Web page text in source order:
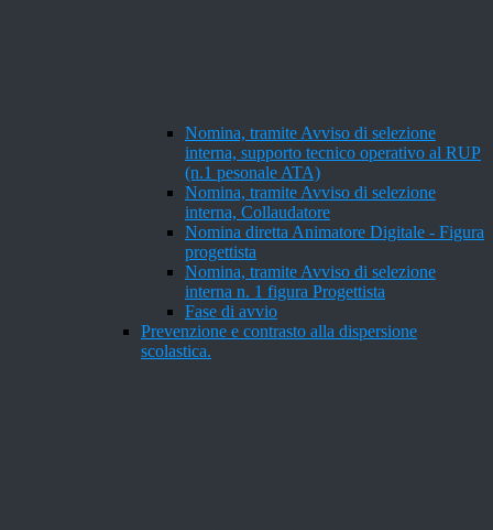
Nomina, tramite Avviso di selezione
interna, supporto tecnico operativo al RUP
(n.1 pesonale ATA)
Nomina, tramite Avviso di selezione
interna, Collaudatore
Nomina diretta Animatore Digitale - Figura
progettista
Nomina, tramite Avviso di selezione
interna n. 1 figura Progettista
Fase di avvio
Prevenzione e contrasto alla dispersione
scolastica.